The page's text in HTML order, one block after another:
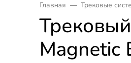
Главная Трековые
Magnetic